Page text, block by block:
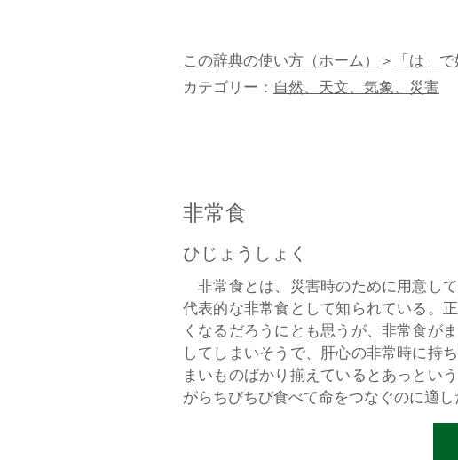
この辞典の使い方（ホーム）＞「は」
カテゴリー： 自然、天文、気象、災害​
非常食
ひじょうしょく
非常食とは、災害時のために用意し
代表的な非常食として知られている。
くなるだろうにとも思うが、非常食が
してしまいそうで、肝心の非常時に持
まいものばかり揃えているとあっとい
がらちびちび食べて命をつなぐのに適